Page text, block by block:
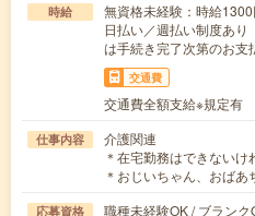
時給
無資格未経験：時給
日払い／週払い制度あ
は手続き完了次第のお支
交通費
交通費全額支給※規定有
仕事内容
介護関連
＊在宅勤務はできない
＊おじいちゃん、おば
応募資格
職種未経験OK / ブラン